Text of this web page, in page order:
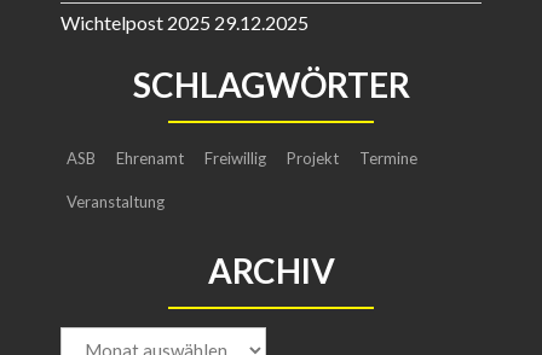
Wichtelpost 2025 29.12.2025
SCHLAGWÖRTER
ASB Ehrenamt Freiwillig Projekt Termine
Veranstaltung
ARCHIV